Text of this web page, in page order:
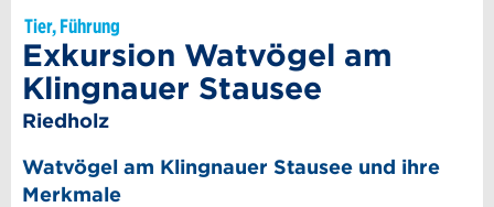
Tier, Führung
Exkursion Watvögel am
Klingnauer Stausee
Riedholz
Watvögel am Klingnauer Stausee und ihre
Merkmale